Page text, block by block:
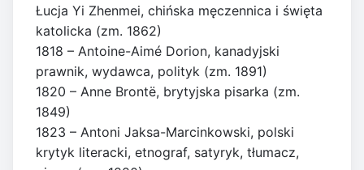
Łucja Yi Zhenmei, chińska męczennica i święta
katolicka (zm. 1862)
1818 – Antoine-Aimé Dorion, kanadyjski
prawnik, wydawca, polityk (zm. 1891)
1820 – Anne Brontë, brytyjska pisarka (zm.
1849)
1823 – Antoni Jaksa-Marcinkowski, polski
krytyk literacki, etnograf, satyryk, tłumacz,